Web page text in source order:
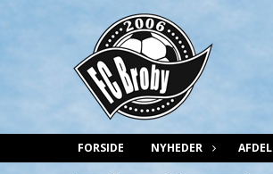
FORSIDE NYHEDER